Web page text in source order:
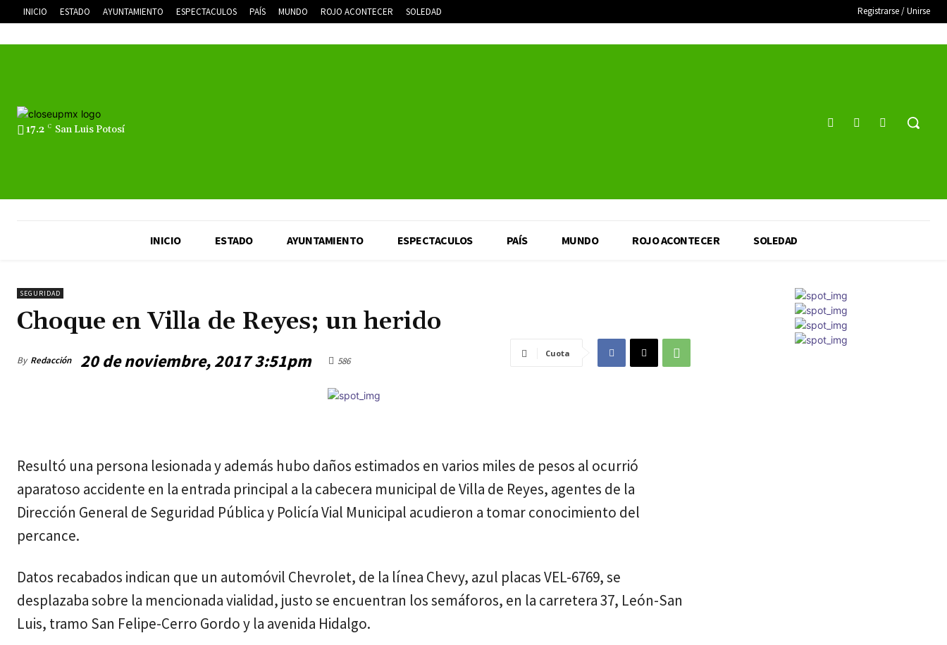
INICIO ESTADO AYUNTAMIENTO ESPECTACULOS PAÍS MUNDO ROJO ACONTECER SOLEDAD Registrarse / Unirse
17.2 C San Luis Potosí
INICIO ESTADO AYUNTAMIENTO ESPECTACULOS PAÍS MUNDO ROJO ACONTECER SOLEDAD
SEGURIDAD
Choque en Villa de Reyes; un herido
By Redacción 20 de noviembre, 2017 3:51pm 586
Cuota
Resultó una persona lesionada y además hubo daños estimados en varios miles de pesos al ocurrió
aparatoso accidente en la entrada principal a la cabecera municipal de Villa de Reyes, agentes de la
Dirección General de Seguridad Pública y Policía Vial Municipal acudieron a tomar conocimiento del
percance.
Datos recabados indican que un automóvil Chevrolet, de la línea Chevy, azul placas VEL-6769, se
desplazaba sobre la mencionada vialidad, justo se encuentran los semáforos, en la carretera 37, León-San
Luis, tramo San Felipe-Cerro Gordo y la avenida Hidalgo.